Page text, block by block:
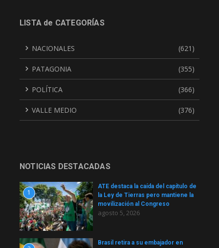
LISTA de CATEGORÍAS
NACIONALES (621)
PATAGONIA (355)
POLÍTICA (366)
VALLE MEDIO (376)
NOTICIAS DESTACADAS
1
ATE destaca la caída del capítulo de
la Ley de Tierras pero mantiene la
movilización al Congreso
agosto 5, 2026
Brasil retira a su embajador en